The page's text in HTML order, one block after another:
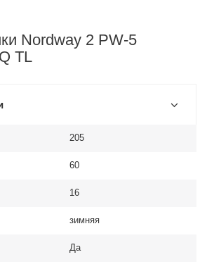
Nordway 2 PW-5
TL
205
60
16
зимняя
Да